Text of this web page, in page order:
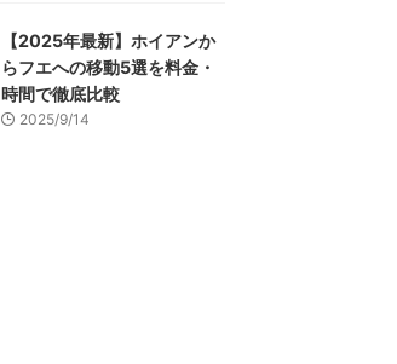
【2025年最新】ホイアンか
らフエへの移動5選を料金・
時間で徹底比較
2025/9/14